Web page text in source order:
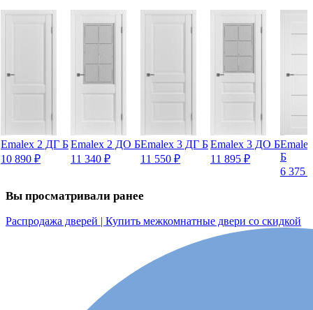
Emalex 2 ДГ Б
10 890 ₽
Emalex 2 ДО Б
11 340 ₽
Emalex 3 ДГ Б
11 550 ₽
Emalex 3 ДО Б
11 895 ₽
Б
6 375
Вы просматривали ранее
Распродажа дверей | Купить межкомнатные двери со скидкой